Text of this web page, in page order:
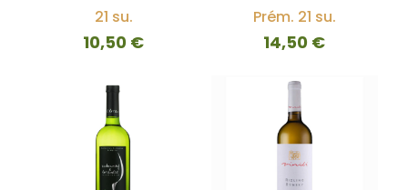
21 su.
10,50 €
Prém. 21 su.
14,50 €